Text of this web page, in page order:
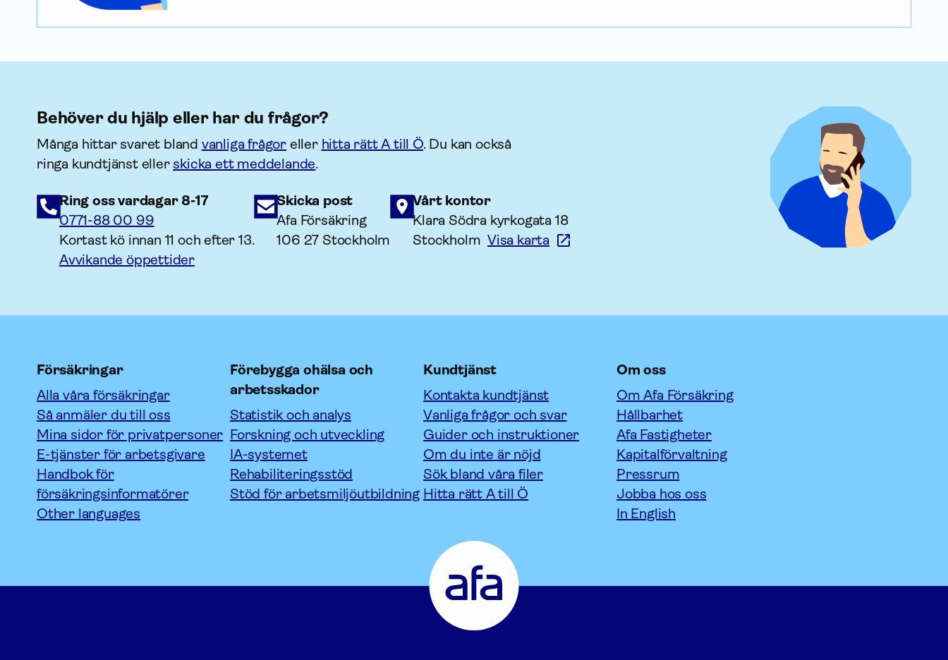
Behöver du hjälp eller har du frågor?
Många hittar svaret bland vanliga frågor eller hitta rätt A till Ö. Du kan också
ringa kundtjänst eller skicka ett meddelande.
Ring oss vardagar 8-17
0771-88 00 99
Kortast kö innan 11 och efter 13.
Avvikande öppettider
Skicka post
Afa Försäkring
106 27 Stockholm
Vårt kontor
Klara Södra kyrkogata 18
StockholmVisa karta
Försäkringar
Alla våra försäkringar
Så anmäler du till oss
Mina sidor för privatpersoner
E-tjänster för arbetsgivare
Handbok för
försäkringsinformatörer
Other languages
Förebygga ohälsa och
arbetsskador
Statistik och analys
Forskning och utveckling
IA-systemet
Rehabiliteringsstöd
Stöd för arbetsmiljöutbildning
Kundtjänst
Kontakta kundtjänst
Vanliga frågor och svar
Guider och instruktioner
Om du inte är nöjd
Sök bland våra filer
Hitta rätt A till Ö
Om oss
Om Afa Försäkring
Hållbarhet
Afa Fastigheter
Kapitalförvaltning
Pressrum
Jobba hos oss
In English
Försäkring
Gå
till
startsidan